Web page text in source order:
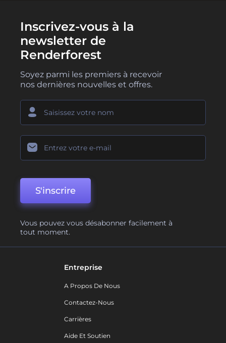
Inscrivez-vous à la
newsletter de
Renderforest
Soyez parmi les premiers à recevoir
nos dernières nouvelles et offres.
S'inscrire
Vous pouvez vous désabonner facilement à
tout moment.
Entreprise
A Propos De Nous
Contactez-Nous
Carrières
Aide Et Soutien